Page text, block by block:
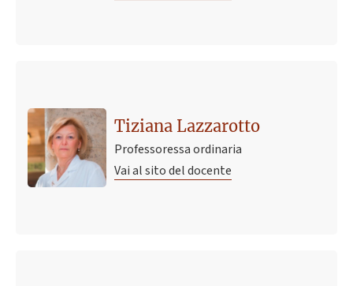
Tiziana Lazzarotto
Professoressa ordinaria
Vai al sito del docente